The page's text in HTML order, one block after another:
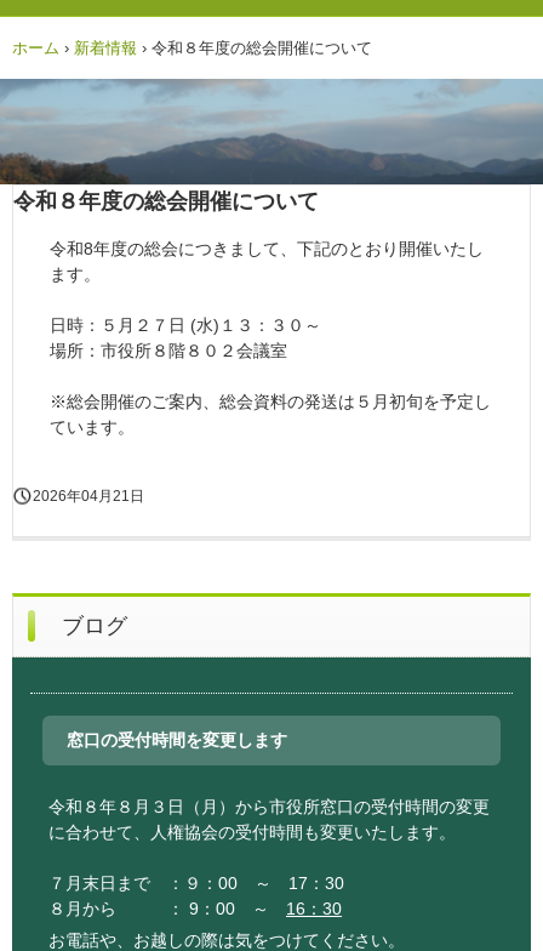
ホーム › 新着情報 › 令和８年度の総会開催について
令和８年度の総会開催について
令和8年度の総会につきまして、下記のとおり開催いたし
ます。
日時：５月２７日 (水)１３：３０～
場所：市役所８階８０２会議室
※総会開催のご案内、総会資料の発送は５月初旬を予定し
ています。
2026年04月21日
ブログ
窓口の受付時間を変更します
令和８年８月３日（月）から市役所窓口の受付時間の変更
に合わせて、人権協会の受付時間も変更いたします。
７月末日まで ：９：00 ～ 17：30
８月から ： 9：00 ～ 16：30
お電話や、お越しの際は気をつけてください。